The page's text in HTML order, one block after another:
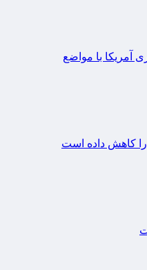
آمریکا با مواضع
را کاهش داده است